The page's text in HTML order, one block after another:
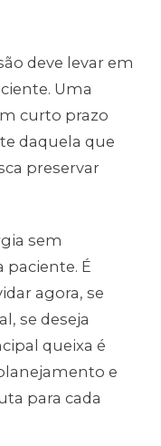
deve levar em
Uma
curto prazo
daquela que
preservar
sem
É
agora, se
se deseja
queixa é
e
para cada